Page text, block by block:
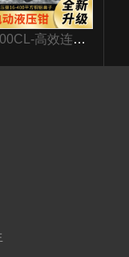
高效连续